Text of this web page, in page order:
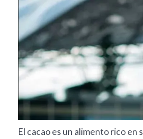
El cacao es un alimento rico